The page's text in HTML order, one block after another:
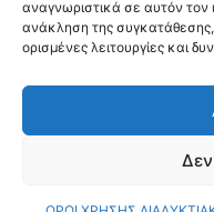
αναγνωριστικά σε αυτόν
ανάκληση της
ορισμένες λειτουργίες και
Videos